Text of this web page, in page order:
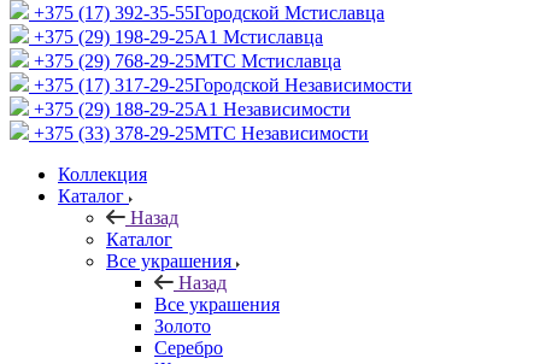
+375 (17) 392-35-55Городской Мстиславца
+375 (29) 198-29-25A1 Мстиславца
+375 (29) 768-29-25МТС Мстиславца
+375 (17) 317-29-25Городской Независимости
+375 (29) 188-29-25A1 Независимости
+375 (33) 378-29-25МТС Независимости
Коллекция
Каталог
Назад
Каталог
Все украшения
Назад
Все украшения
Золото
Серебро